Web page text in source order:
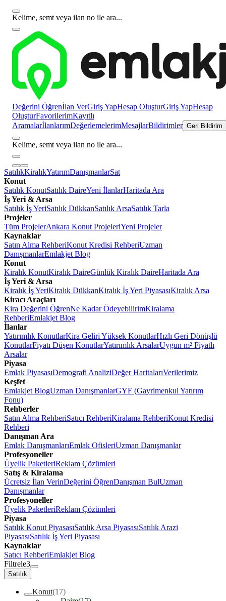
Kelime, semt veya ilan no ile ara...
Değerini Öğrenİlan VerGiriş YapHesap OluşturGiriş YapHesap
OluşturFavorilerimKayıtlı
AramalarİlanlarımDeğerlemelerimMesajlarBildirimler Geri Bildirim
Kelime, semt veya ilan no ile ara...
SatılıkKiralıkYatırımDanışmanlarSat
Konut
Satılık KonutSatılık DaireYeni İlanlarHaritada Ara
İş Yeri & Arsa
Satılık İş YeriSatılık DükkanSatılık ArsaSatılık Tarla
Projeler
Tüm ProjelerAnkara Konut ProjeleriYeni Projeler
Kaynaklar
Satın Alma RehberiKonut Kredisi RehberiUzman
DanışmanlarEmlakjet Blog
Konut
Kiralık KonutKiralık DaireGünlük Kiralık DaireHaritada Ara
İş Yeri & Arsa
Kiralık İş YeriKiralık DükkanKiralık İş Yeri PiyasasıKiralık Arsa
Kiracı Araçları
Kira Değerini ÖğrenNe Kadar ÖdeyebilirimKiralama
RehberiEmlakjet Blog
İlanlar
Yatırımlık KonutlarKira Geliri Yüksek KonutlarHızlı Geri Dönüşlü
KonutlarFiyatı Düşen KonutlarYatırımlık ArsalarUygun m² Fiyatlı
Arsalar
Piyasa
Emlak PiyasasıDemografi AnaliziDeğer HaritalarıVerilerimiz
Keşfet
Emlakjet BlogUzman DanışmanlarGYF (Gayrimenkul Yatırım
Fonu)
Rehberler
Satın Alma RehberiSatıcı RehberiKiralama RehberiKonut Kredisi
Rehberi
Danışman Ara
Emlak DanışmanlarıEmlak OfisleriUzman Danışmanlar
Profesyoneller
Üyelik PaketleriReklam Çözümleri
Satış & Kiralama
Ücretsiz İlan VerinDeğerini ÖğrenDanışman BulUzman
Danışmanlar
Profesyoneller
Üyelik PaketleriReklam Çözümleri
Piyasa
Satılık Konut PiyasasıSatılık Arsa PiyasasıSatılık Arazi
PiyasasıSatılık İş Yeri Piyasası
Kaynaklar
Satıcı RehberiEmlakjet Blog
Filtrele3
Satılık
Konut(17)